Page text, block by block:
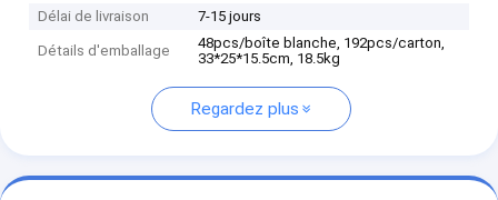
Délai de livraison 7-15 jours
Détails d'emballage
48pcs/boîte blanche, 192pcs/carton,
33*25*15.5cm, 18.5kg
Regardez plus